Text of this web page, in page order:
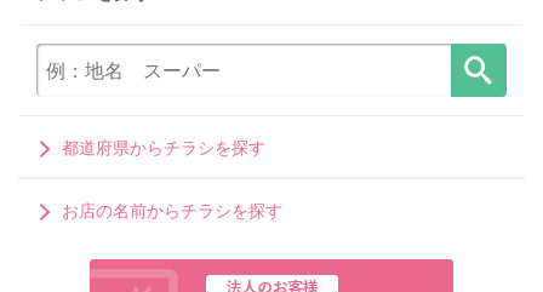
都道府県からチラシを探す
お店の名前からチラシを探す